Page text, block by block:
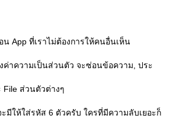
น App ที่เราไม่ต้องการให้คนอื่นเห็น
ค่าความเป็นส่วนตัว จะซ่อนข้อความ, ประ
ส่วนตัวต่างๆ
มีให้ใส่รหัส 6 ตัวครับ ใครที่มีความลับเยอะก็